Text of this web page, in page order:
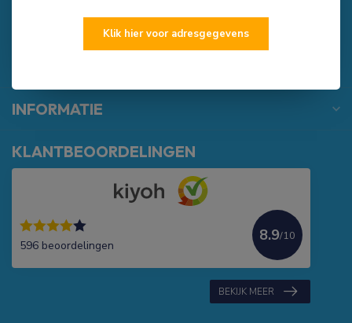
verkoop@rubberbotenonline.nl
INFORMATIE
KLANTBEOORDELINGEN
596 beoordelingen
8.9/10
BEKIJK MEER
Klik hier voor adresgegevens